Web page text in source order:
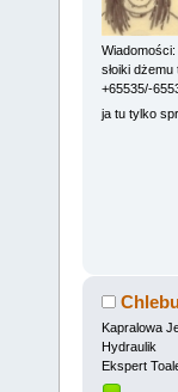
słoiki
+65535/-
ja tu tylko
Kapralowa
Hydraulik
Ekspert